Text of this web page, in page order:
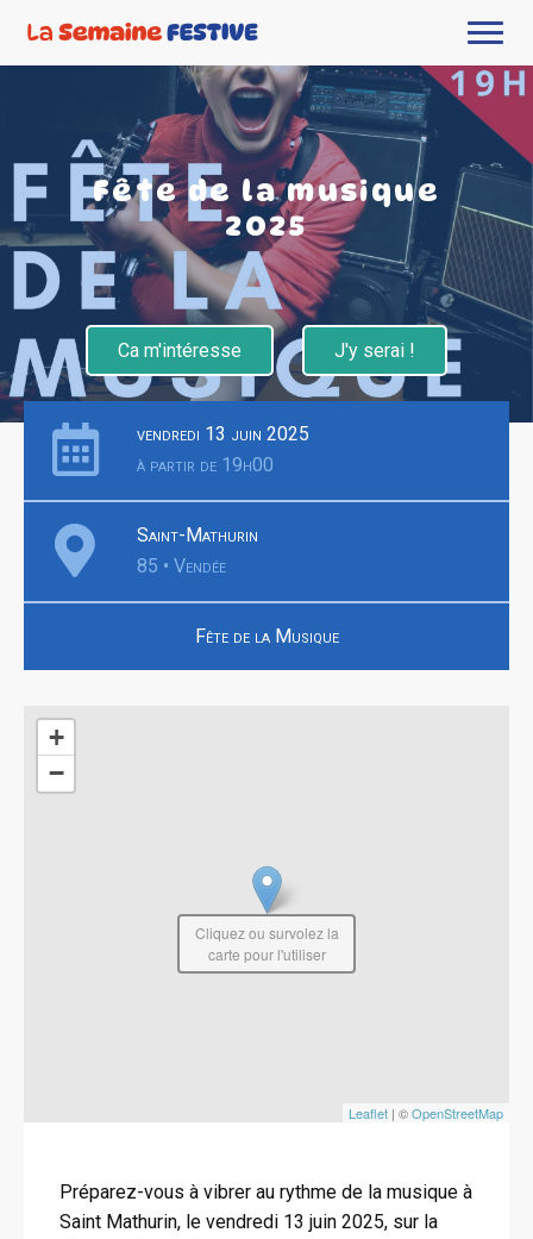
Fête de la musique
2025
Ca m'intéresse J'y serai !
vendredi 13 juin 2025
à partir de 19h00
Saint-Mathurin
85 • Vendée
Fête de la Musique
+
−
Leaflet | ©OpenStreetMap
Cliquez ou survolez la
carte pour l'utiliser
Préparez-vous à vibrer au rythme de la musique à
Saint Mathurin, le vendredi 13 juin 2025, sur la